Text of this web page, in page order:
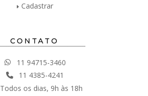
Cadastrar
CONTATO
11 94715-3460
11 4385-4241
Todos os dias, 9h às 18h